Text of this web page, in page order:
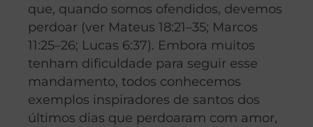
que, quando somos ofendidos, devemos
perdoar (ver Mateus 18:21–35; Marcos
11:25–26; Lucas 6:37). Embora muitos
tenham dificuldade para seguir esse
mandamento, todos conhecemos
exemplos inspiradores de santos dos
últimos dias que perdoaram com amor,